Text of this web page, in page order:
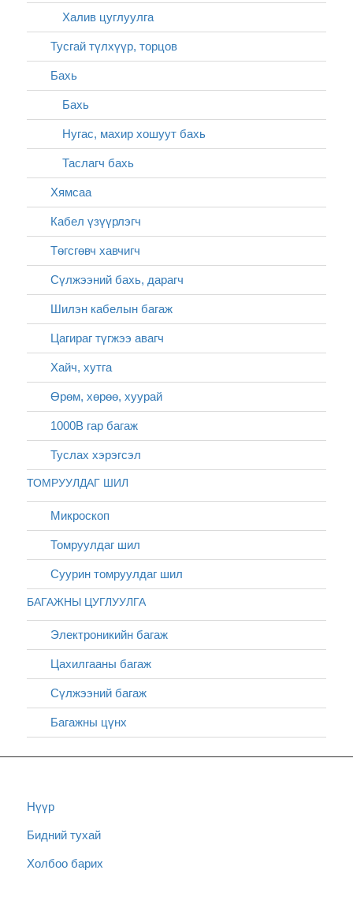
Халив цуглуулга
Тусгай түлхүүр, торцов
Бахь
Бахь
Нугас, махир хошуут бахь
Таслагч бахь
Хямсаа
Кабел үзүүрлэгч
Төгсгөвч хавчигч
Сүлжээний бахь, дарагч
Шилэн кабелын багаж
Цагираг түгжээ авагч
Хайч, хутга
Өрөм, хөрөө, хуурай
1000В гар багаж
Туслах хэрэгсэл
ТОМРУУЛДАГ ШИЛ
Микроскоп
Томруулдаг шил
Суурин томруулдаг шил
БАГАЖНЫ ЦУГЛУУЛГА
Электроникийн багаж
Цахилгааны багаж
Сүлжээний багаж
Багажны цүнх
Нүүр
Бидний тухай
Холбоо барих